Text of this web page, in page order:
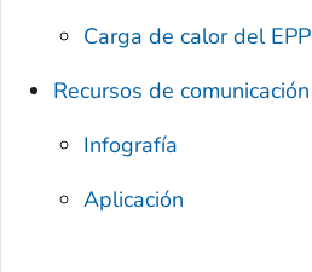
Carga de calor del EPP
Recursos de comunicación
Infografía
Aplicación